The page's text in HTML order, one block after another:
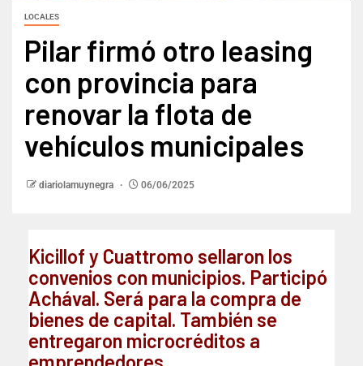
LOCALES
Pilar firmó otro leasing
con provincia para
renovar la flota de
vehículos municipales
diariolamuynegra 06/06/2025
Kicillof y Cuattromo sellaron los
convenios con municipios. Participó
Achával. Será para la compra de
bienes de capital. También se
entregaron microcréditos a
emprendedores.